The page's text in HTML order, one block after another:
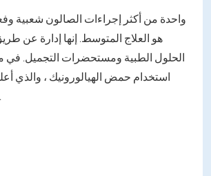
واحدة من أكثر إجراءات الصالون شعبية
هو العلاج المتوسط. إنها إدارة عن
الحلول الطبية ومستحضرات التجميل. في
استخدام حمض الهيالورونيك ، والذي
للارتفاع والارتفاع.